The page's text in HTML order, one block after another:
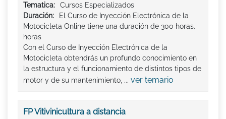
Tematica:
Cursos Especializados
Duración:
El Curso de Inyección Electrónica de la
Motocicleta Online tiene una duración de 300 horas.
horas
Con el Curso de Inyección Electrónica de la
Motocicleta obtendrás un profundo conocimiento en
la estructura y el funcionamiento de distintos tipos de
motor y de su mantenimiento, ... ver temario
FP Vitivinicultura a distancia